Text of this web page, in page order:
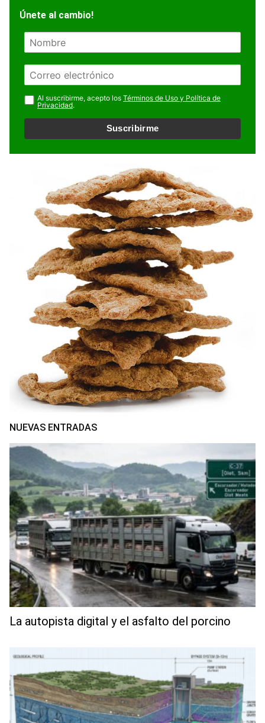
Únete al cambio!
N
m
r
e
E
m
a
i
l
Al suscribirme, acepto los Términos de Uso y Política de
Privacidad.
Suscribirme
NUEVAS ENTRADAS
La autopista digital y el asfalto del porcino